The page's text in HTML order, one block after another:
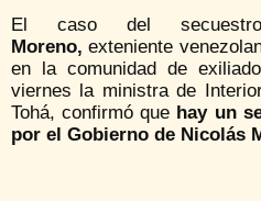
El caso del
Moreno, exteniente
en la comunidad de
viernes la ministra de
Tohá, confirmó que hay un
por el Gobierno de Nicolás